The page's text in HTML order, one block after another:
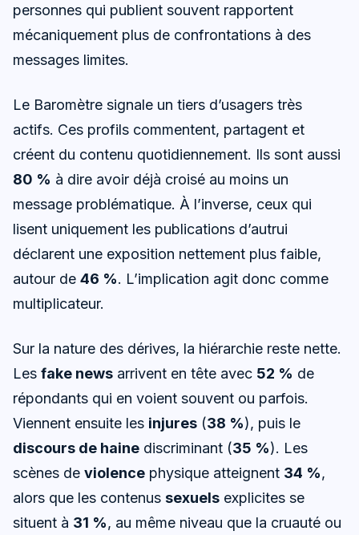
personnes qui publient souvent rapportent
mécaniquement plus de confrontations à des
messages limites.
Le Baromètre signale un tiers d’usagers très
actifs. Ces profils commentent, partagent et
créent du contenu quotidiennement. Ils sont aussi
80 % à dire avoir déjà croisé au moins un
message problématique. À l’inverse, ceux qui
lisent uniquement les publications d’autrui
déclarent une exposition nettement plus faible,
autour de 46 %. L’implication agit donc comme
multiplicateur.
Sur la nature des dérives, la hiérarchie reste nette.
Les fake news arrivent en tête avec 52 % de
répondants qui en voient souvent ou parfois.
Viennent ensuite les injures (38 %), puis le
discours de haine discriminant (35 %). Les
scènes de violence physique atteignent 34 %,
alors que les contenus sexuels explicites se
situent à 31 %, au même niveau que la cruauté ou